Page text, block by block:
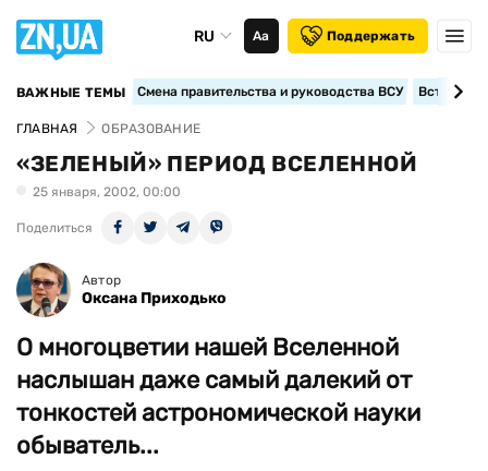
RU Аа Поддержать
ВАЖНЫЕ ТЕМЫ Смена правительства и руководства ВСУ
ГЛАВНАЯ ОБРАЗОВАНИЕ
«ЗЕЛЕНЫЙ» ПЕРИОД ВСЕЛЕННОЙ
25 января, 2002, 00:00
Поделиться
Автор
Оксана Приходько
О многоцветии нашей Вселенной
наслышан даже самый далекий от
тонкостей астрономической науки
обыватель...